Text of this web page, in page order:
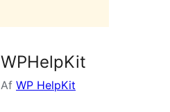
WPHelpKit
Af WP HelpKit